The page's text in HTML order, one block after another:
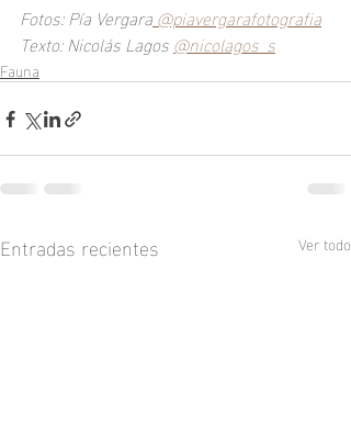
Fotos: Pía Vergara @piavergarafotografia
Texto: Nicolás Lagos @nicolagos_s
Fauna
Entradas recientes Ver todo